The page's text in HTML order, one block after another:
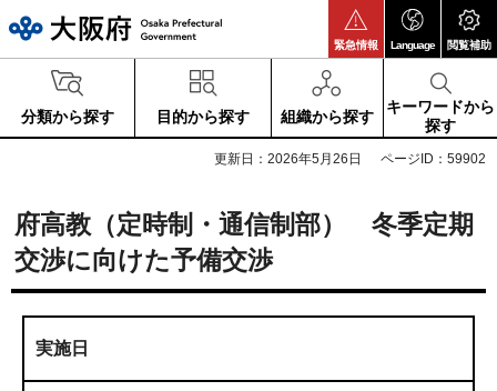
緊急情報 Language 閲覧補助
分類から探す 目的から探す 組織から探す
キーワードから
探す
更新日：2026年5月26日 ページID：59902
府高教（定時制・通信制部） 冬季定期
交渉に向けた予備交渉
実施日